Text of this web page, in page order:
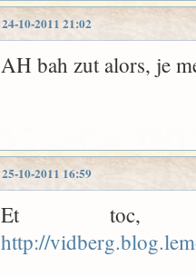
24-10-2011 21:02
AH bah zut alors, je
25-10-2011 16:59
Et toc,
http://